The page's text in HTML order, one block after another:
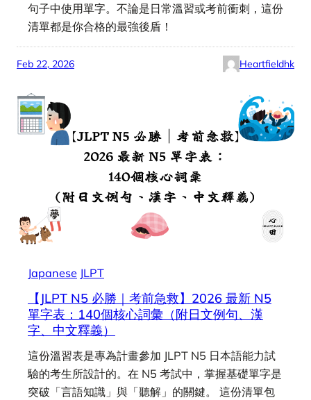
句子中使用單字。不論是日常溫習或考前衝刺，這份
清單都是你合格的最強後盾！
Feb 22, 2026 Heartfieldhk
Japanese JLPT
【JLPT N5 必勝｜考前急救】2026 最新 N5
單字表：140個核心詞彙（附日文例句、漢
字、中文釋義）
這份溫習表是專為計畫參加 JLPT N5 日本語能力試
驗的考生所設計的。在 N5 考試中，掌握基礎單字是
突破「言語知識」與「聽解」的關鍵。 這份清單包